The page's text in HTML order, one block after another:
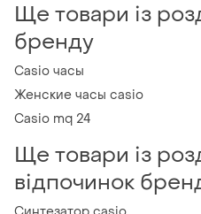
Ще товари із
бренду
Casio часы
Женские часы casio
Casio mq 24
Ще товари із
відпочинок